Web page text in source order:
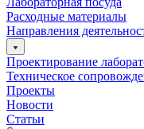
Расходные материалы
Направления
Проектирование
Техническое
Проекты
Новости
Статьи